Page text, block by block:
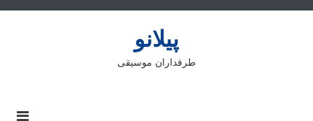
پیلانو
طرفداران موسیقی